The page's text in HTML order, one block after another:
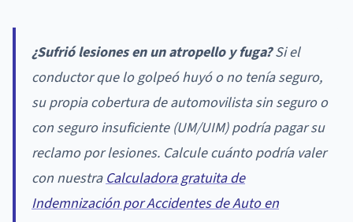
¿Sufrió lesiones en un atropello y fuga?Si el
conductor que lo golpeó huyó o no tenía seguro,
su propia cobertura de automovilista sin seguro o
con seguro insuficiente (UM/UIM) podría pagar su
reclamo por lesiones. Calcule cuánto podría valer
con nuestra Calculadora gratuita de
Indemnización por Accidentes de Auto en